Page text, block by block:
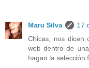
Maru Silva
17
Chicas, nos dicen
web dentro de
hagan la selección